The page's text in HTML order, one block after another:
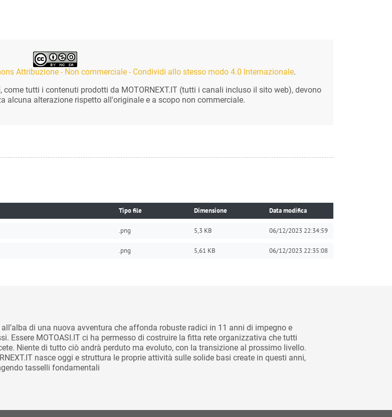
Attribuzione - Non commerciale - Condividi allo stesso modo 4.0 Internazionale.
come tutti i contenuti prodotti da MOTORNEXT.IT (tutti i canali incluso il sito web), devono
alcuna alterazione rispetto all'originale e a scopo non commerciale.
Tipo file Dimensione Data modifica
.png 5,3 KB 06/12/2023 22:34:59
.png 5,61 KB 06/12/2023 22:35:08
di una nuova avventura che affonda robuste radici in 11 anni di impegno e
Essere MOTOASI.IT ci ha permesso di costruire la fitta rete organizzativa che tutti
Niente di tutto ciò andrà perduto ma evoluto, con la transizione al prossimo livello.
nasce oggi e struttura le proprie attività sulle solide basi create in questi anni,
tasselli fondamentali